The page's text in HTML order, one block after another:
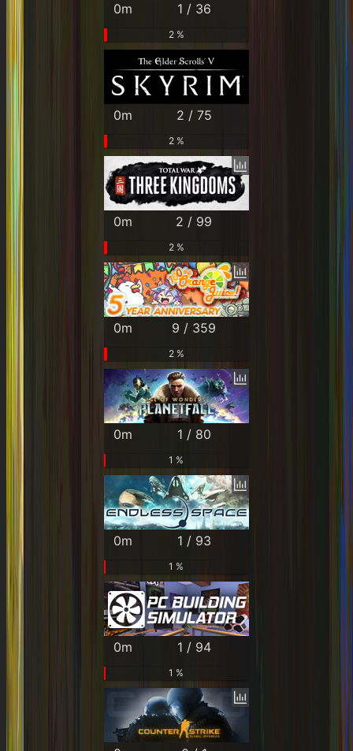
0m 1 / 36
2 %
0m 2 / 75
2 %
0m 2 / 99
2 %
0m 9 / 359
2 %
0m 1 / 80
1 %
0m 1 / 93
1 %
0m 1 / 94
1 %